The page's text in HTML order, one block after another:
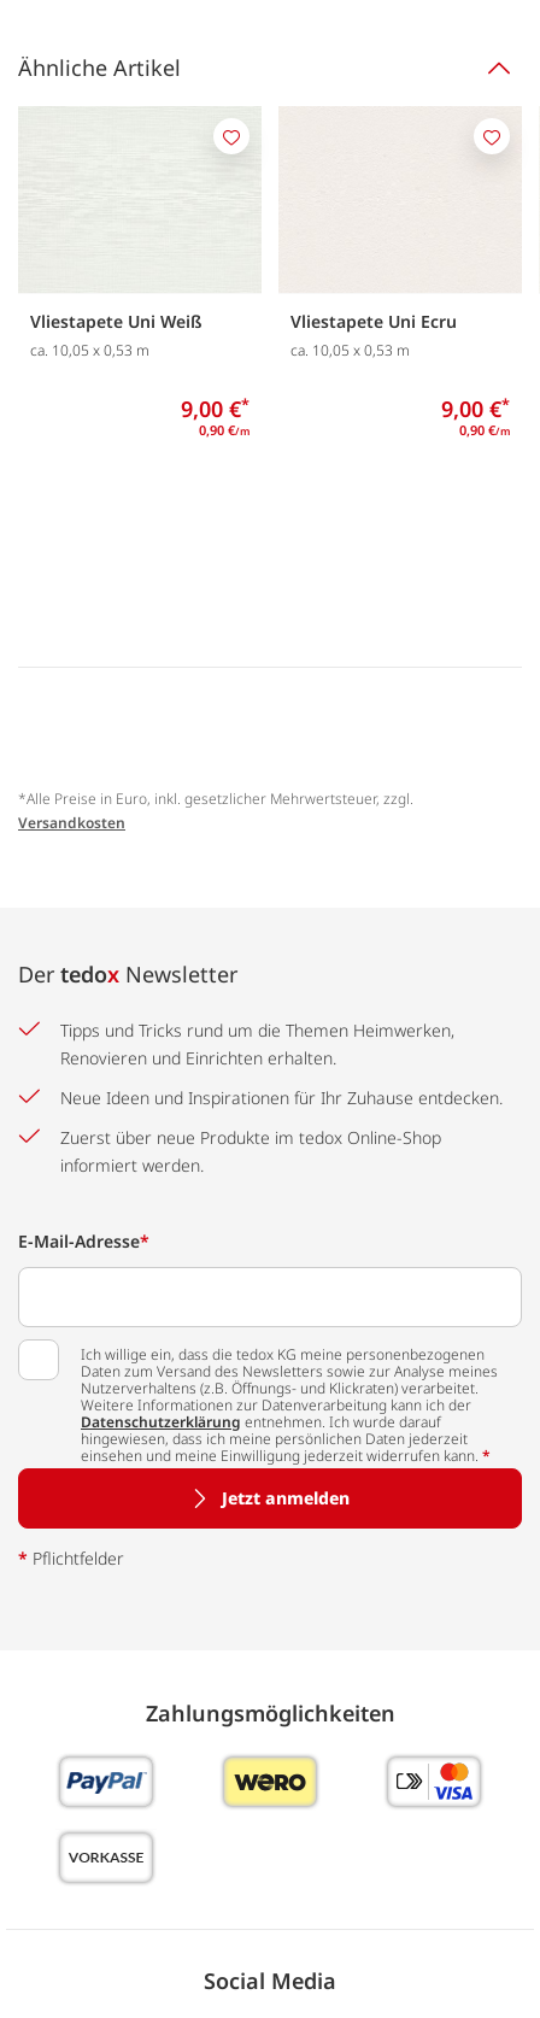
Ähnliche Artikel
Vliestapete Uni Weiß
ca. 10,05 x 0,53 m
9,00 €*
0,90 €/m
Merken
Vliestapete Uni Ecru
ca. 10,05 x 0,53 m
9,00 €*
0,90 €/m
*Alle Preise in Euro, inkl. gesetzlicher Mehrwertsteuer, zzgl.
Versandkosten
Der tedox Newsletter
Tipps und Tricks rund um die Themen Heimwerken,
Renovieren und Einrichten erhalten.
Neue Ideen und Inspirationen für Ihr Zuhause entdecken.
Zuerst über neue Produkte im tedox Online-Shop
informiert werden.
E-Mail-Adresse*
Ich willige ein, dass die tedox KG meine personenbezogenen
Daten zum Versand des Newsletters sowie zur Analyse meines
Nutzerverhaltens (z.B. Öffnungs- und Klickraten) verarbeitet.
Weitere Informationen zur Datenverarbeitung kann ich der
Datenschutzerklärung entnehmen. Ich wurde darauf
hingewiesen, dass ich meine persönlichen Daten jederzeit
einsehen und meine Einwilligung jederzeit widerrufen kann. *
Jetzt anmelden
* Pflichtfelder
Zahlungs­möglich­keiten
Social Media